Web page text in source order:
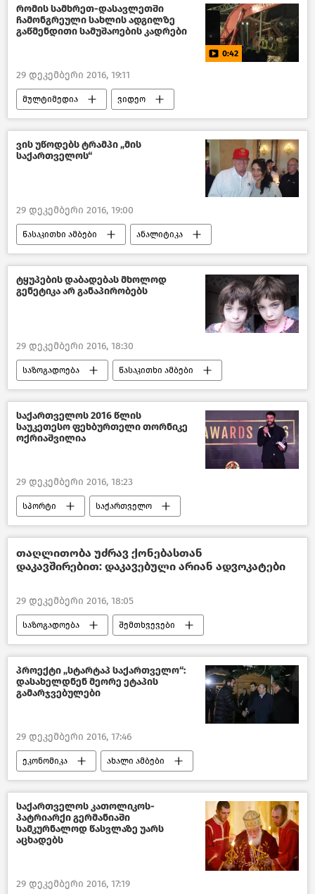
საქართველო
რომის სამხრეთ-დასავლეთში
ჩამონგრეული სახლის ადგილზე
გაწმენდითი სამუშაოების კადრები
0:42
29 დეკემბერი 2016, 19:11
მულტიმედია ვიდეო
მსოფლიოს ახალი ამბები
ვის უწოდებს ტრამპი „მის
საქართველოს“
29 დეკემბერი 2016, 19:00
წასაკითხი ამბები ანალიტიკა
მიმოხილვები
ტყუპების დაბადებას მხოლოდ
გენეტიკა არ განაპირობებს
29 დეკემბერი 2016, 18:30
საზოგადოება წასაკითხი ამბები
ანალიტიკა მიმოხილვები
საქართველო
საქართველოს 2016 წლის
საუკეთესო ფეხბურთელი თორნიკე
ოქრიაშვილია
29 დეკემბერი 2016, 18:23
სპორტი საქართველო
პოლიტიკა საქართველოში
თაღლითობა უძრავ ქონებასთან
დაკავშირებით: დაკავებული არიან ადვოკატები
29 დეკემბერი 2016, 18:05
საზოგადოება შემთხვევები
ახალი ამბები საქართველო
პროექტი „სტარტაპ საქართველო“:
დასახელდნენ მეორე ეტაპის
გამარჯვებულები
29 დეკემბერი 2016, 17:46
ეკონომიკა ახალი ამბები
სტარტაპ-საქართველო 2018
საქართველო
საქართველოს კათოლიკოს-
პატრიარქი გერმანიაში
სამკურნალოდ წასვლაზე უარს
აცხადებს
29 დეკემბერი 2016, 17:19